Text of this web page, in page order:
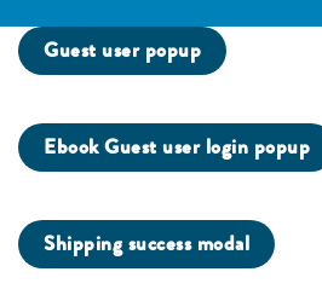
Guest user popup
Ebook Guest user login popup
Shipping success modal